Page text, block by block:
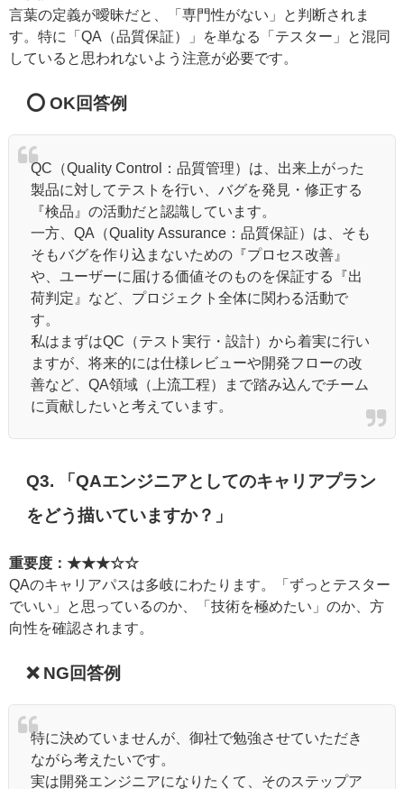
言葉の定義が曖昧だと、「専門性がない」と判断されま
す。特に「QA（品質保証）」を単なる「テスター」と混同
していると思われないよう注意が必要です。
⭕️ OK回答例
QC（Quality Control：品質管理）は、出来上がった
製品に対してテストを行い、バグを発見・修正する
『検品』の活動だと認識しています。
一方、QA（Quality Assurance：品質保証）は、そも
そもバグを作り込まないための『プロセス改善』
や、ユーザーに届ける価値そのものを保証する『出
荷判定』など、プロジェクト全体に関わる活動で
す。
私はまずはQC（テスト実行・設計）から着実に行い
ますが、将来的には仕様レビューや開発フローの改
善など、QA領域（上流工程）まで踏み込んでチーム
に貢献したいと考えています。
Q3. 「QAエンジニアとしてのキャリアプラン
をどう描いていますか？」
重要度：★★★☆☆
QAのキャリアパスは多岐にわたります。「ずっとテスター
でいい」と思っているのか、「技術を極めたい」のか、方
向性を確認されます。
❌ NG回答例
特に決めていませんが、御社で勉強させていただき
ながら考えたいです。
実は開発エンジニアになりたくて、そのステップア